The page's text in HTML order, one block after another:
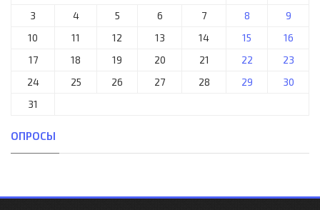
3
4 5 6 7 8
9
10
11 12 13 14 15
16
17
18 19 20 21 22
23
24
25 26 27 28 29
30
31
ОПРОСЫ